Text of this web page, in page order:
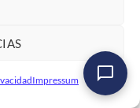
Impressum